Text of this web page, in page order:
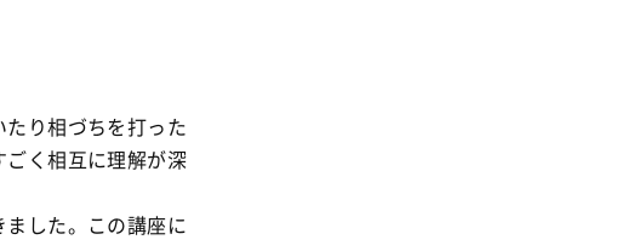
り相づちを打った
く相互に理解が深
した。この講座に